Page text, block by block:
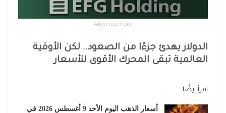
- Advertisement -
الدولار يهدئ جزءًا من الصعود.. لكن الأوقية
العالمية تبقى المحرك الأقوى للأسعار
اقرأ ايضًا
أسعار الذهب اليوم الأحد 9 أغسطس 2026 في